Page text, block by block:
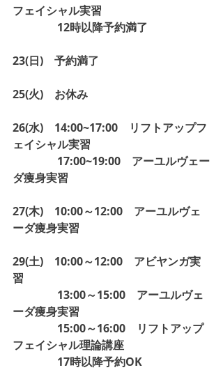
フェイシャル実習
12時以降予約満了
23(日)　予約満了
25(火)　お休み
26(水)　14:00~17:00　リフトアップフ
ェイシャル実習
17:00~19:00　アーユルヴェー
ダ痩身実習
27(木)　10:00～12:00　アーユルヴェ
ーダ痩身実習
29(土)　10:00～12:00　アビヤンガ実
習
13:00～15:00　アーユルヴェ
ーダ痩身実習
15:00～16:00　リフトアップ
フェイシャル理論講座
17時以降予約OK